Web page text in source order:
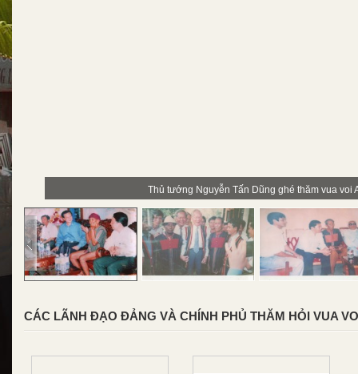
Thủ tướng Nguyễn Tấn Dũng ghé thăm vua voi
CÁC LÃNH ĐẠO ĐẢNG VÀ CHÍNH PHỦ THĂM HỎI VUA